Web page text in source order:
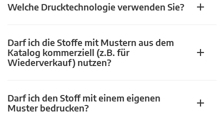
Welche Drucktechnologie verwenden Sie?
Darf ich die Stoffe mit Mustern aus dem
Katalog kommerziell (z.B. für
Wiederverkauf) nutzen?
Darf ich den Stoff mit einem eigenen
Muster bedrucken?